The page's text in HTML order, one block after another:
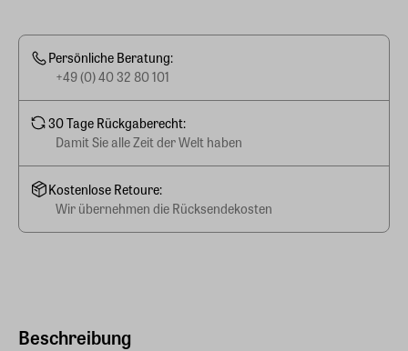
Beschreibung
Persönliche Beratung:
+49 (0) 40 32 80 101
30 Tage Rückgaberecht:
Damit Sie alle Zeit der Welt haben
Kostenlose Retoure:
Wir übernehmen die Rücksendekosten